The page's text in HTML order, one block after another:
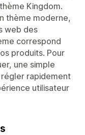
Kingdom.
thème moderne,
web des
correspond
produits. Pour
une simple
régler rapidement
utilisateur